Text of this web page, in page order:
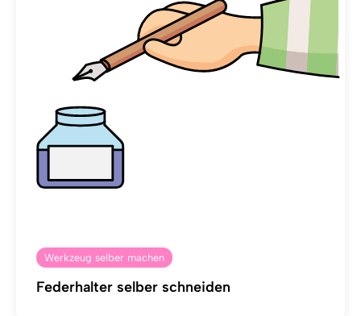
Werkzeug selber machen
Federhalter selber schneiden